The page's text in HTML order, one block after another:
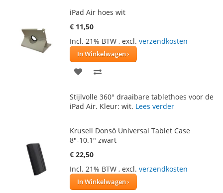
iPad Air hoes wit
€ 11,50
Incl. 21% BTW , excl. verzendkosten
In Winkelwagen
VOEG
AAN
TE
Stijlvolle 360° draaibare tablethoes voor de
iPad Air. Kleur: wit. Lees verder
Krusell Donsö Universal Tablet Case
8"-10.1" zwart
€ 22,50
Incl. 21% BTW , excl. verzendkosten
In Winkelwagen